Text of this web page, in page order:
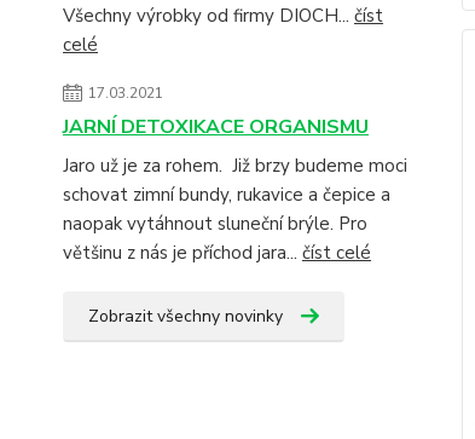
Všechny výrobky od firmy DIOCH... číst
celé
17.03.2021
JARNÍ DETOXIKACE ORGANISMU
Jaro už je za rohem. Již brzy budeme moci
schovat zimní bundy, rukavice a čepice a
naopak vytáhnout sluneční brýle. Pro
většinu z nás je příchod jara... číst celé
Zobrazit všechny novinky